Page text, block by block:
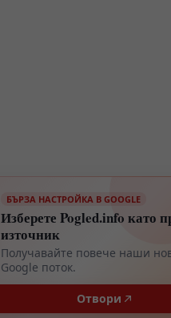
БЪРЗА НАСТРОЙКА В GOOGLE
Изберете Pogled.info като
източник
Получавайте повече наши
Google поток.
Отвори